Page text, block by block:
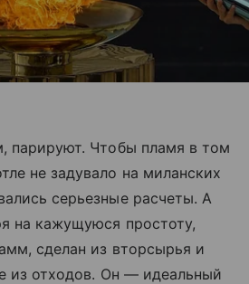
парируют. Чтобы пламя в том
не задувало на миланских
серьезные расчеты. А
на кажущуюся простоту,
сделан из вторсырья и
из отходов. Он — идеальный